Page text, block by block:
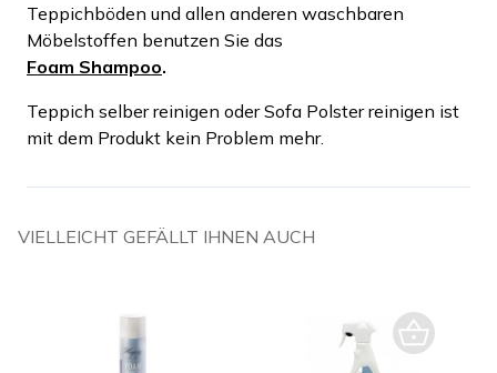
Teppichböden und allen anderen waschbaren
Möbelstoffen benutzen Sie das
Foam Shampoo.
Teppich selber reinigen oder Sofa Polster reinigen ist
mit dem Produkt kein Problem mehr.
VIELLEICHT GEFÄLLT IHNEN AUCH